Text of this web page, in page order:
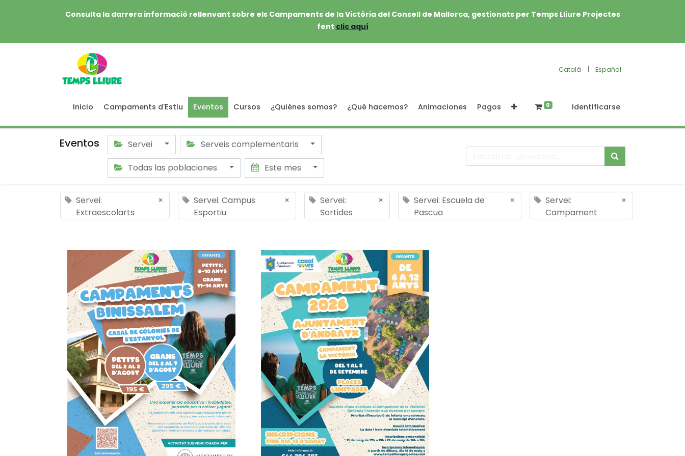
Consulta la darrera informació rellenvant sobre els Campaments de la Victòria del Consell de Mallorca, gestionats per Temps Lliure Projectes
fent clic aquí
Català | Español
Inicio Campaments d'Estiu Eventos Cursos ¿Quiénes somos? ¿Qué hacemos? Animaciones Pagos 0 Identificarse
Eventos Servei
Serveis complementaris
Todas las poblaciones
Este mes
Servei:
Extraescolarts
×
Servei: Campus
Esportiu
×
Servei:
Sortides
×
Servei: Escuela de
Pascua
×
Servei:
Campament
×